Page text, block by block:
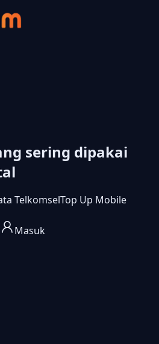
sering dipakai
TelkomselTop Up Mobile
Masuk